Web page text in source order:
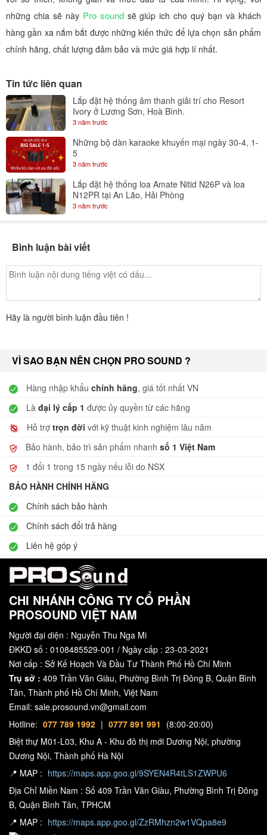
những chia sẽ này Pro soundsẽ giúp ich cho quý bạn và khách
hàng gần xa nắm bắt được những kiến thức để lựa chọn sản phẩm
chính hãng, chất lượng đảm bảo và mức giá hợp lí nhất.
Tin tức liên quan
Lắp đặt hệ thống âm thanh giải trí cho Resort
Ivory ở Lương Sơn, Hoà Bình.
3 năm trước
Những bộ dàn karaoke khuyến mại ngày 30-4, 1-
5
3 năm trước
Lắp đặt hệ thống loa Amate Nitid N26P và loa
N12PR tại An Lão, Hải Phòng
3 năm trước
Bình luận bài viết
Hãy là người bình luận đầu tiên !
VÌ SAO BẠN NÊN CHỌN PRO SOUND ?
Hàng nhập khẩu chính hãng, giá tốt nhất VN
Là đại lý cấp 1 được ủy quyền từ các hãng
Hỗ trợ trọn đời với kỹ thuật kinh nghiệm lâu năm
Bảo hành, bảo trì sản phẩm nhanh số 1 Việt Nam
1 đổi 1 trong 15 ngày nếu lỗi do NSX
BẢO HÀNH CHÍNH HÃNG
Chính sách bảo hành
Chính sách đổi trả hàng
Liên hệ góp ý
CHI NHÁNH CÔNG TY CỔ PHẦN
PROSOUND VIỆT NAM
Người đại diện : Nguyễn Thu Nga Mi
ĐKKD số : 0108485529-001 / Ngày cấp : 23-03-2021
Nơi cấp : Sở Kế Hoạch Và Đầu Tư Thành Phố Hồ Chí Minh
Trụ sở : 409 Trần Văn Giàu, Phường Bình Trị Đông B, Quận Bình
Tân, Thành phố Hồ Chí Minh, Việt Nam
Email: sale.prosound.vn@gmail.com
Hotline: 077 789 1992 | 0777 891 991 (8:00-20:00)
Biệt thự M01-L03, Khu A - Khu đô thị mới Dương Nội, phường
Dương Nội, Thành phố Hà Nội
📍 MAP : https://maps.app.goo.gl/9SYEN4R4tLS1ZWPU6
Địa Chỉ Miền Nam : Số 409 Trần Văn Giàu, Phường Bình Trị Đông
B, Quận Bình Tân, TPHCM
📍 MAP : https://maps.app.goo.gl/ZzRMhzn2w1VQpa8e9